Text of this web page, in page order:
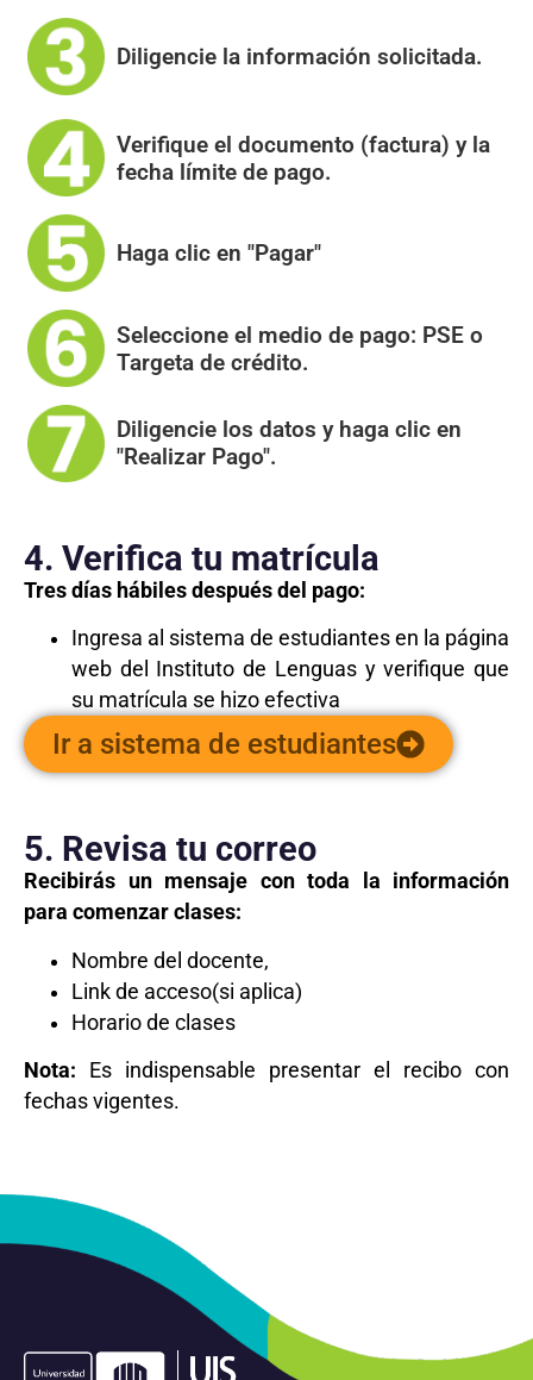
Verifique el documento (factura) y la
fecha límite de pago.
Haga clic en "Pagar"
Seleccione el medio de pago: PSE o
Targeta de crédito.
Diligencie los datos y haga clic en
"Realizar Pago".
Diligencie la información solicitada.
4. Verifica tu matrícula
Tres días hábiles después del pago:
Ingresa al sistema de estudiantes en la página
web del Instituto de Lenguas y verifique que
su matrícula se hizo efectiva
Ir a sistema de estudiantes
5. Revisa tu correo
Recibirás un mensaje con toda la información
para comenzar clases:
Nombre del docente,
Link de acceso(si aplica)
Horario de clases
Nota:
Es indispensable presentar el recibo con
fechas vigentes.